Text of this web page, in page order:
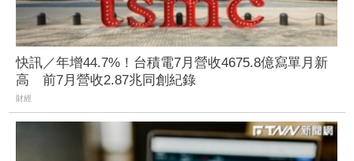
快訊／年增44.7%！台積電7月營收4675.8億寫單月新
高 前7月營收2.87兆同創紀錄
財經